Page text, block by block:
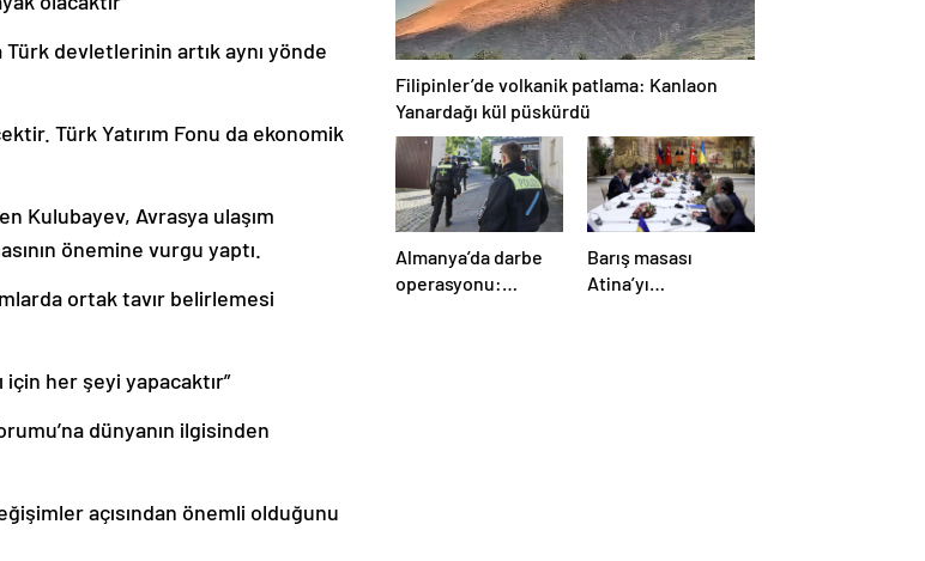
Türk devletlerinin artık aynı yönde
Türk Yatırım Fonu da ekonomik
Kulubayev, Avrasya ulaşım
önemine vurgu yaptı.
ortak tavır belirlemesi
için her şeyi yapacaktır”
dünyanın ilgisinden
açısından önemli olduğunu
Filipinler’de volkanik patlama: Kanlaon
Yanardağı kül püskürdü
Almanya’da darbe
operasyonu:
Barış masası
Atina’yı